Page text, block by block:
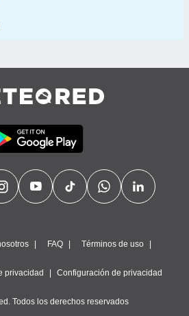
FAQ Términos de uso
privacidad Configuración de privacidad
Todos los derechos reservados